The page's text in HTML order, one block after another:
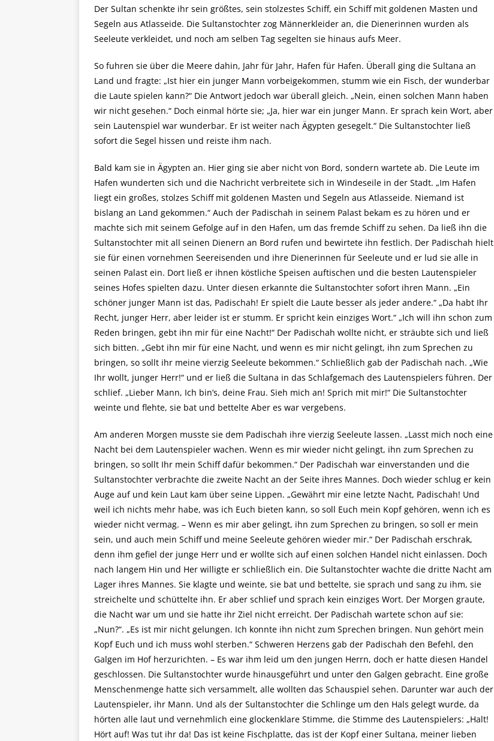
Der Sultan schenkte ihr sein größtes, sein stolzestes Schiff, ein Schiff mit goldenen Masten und
Segeln aus Atlasseide. Die Sultanstochter zog Männerkleider an, die Dienerinnen wurden als
Seeleute verkleidet, und noch am selben Tag segelten sie hinaus aufs Meer.
So fuhren sie über die Meere dahin, Jahr für Jahr, Hafen für Hafen. Überall ging die Sultana an
Land und fragte: „Ist hier ein junger Mann vorbeigekommen, stumm wie ein Fisch, der wunderbar
die Laute spielen kann?“ Die Antwort jedoch war überall gleich. „Nein, einen solchen Mann haben
wir nicht gesehen.“ Doch einmal hörte sie; „Ja, hier war ein junger Mann. Er sprach kein Wort, aber
sein Lautenspiel war wunderbar. Er ist weiter nach Ägypten gesegelt.“ Die Sultanstochter ließ
sofort die Segel hissen und reiste ihm nach.
Bald kam sie in Ägypten an. Hier ging sie aber nicht von Bord, sondern wartete ab. Die Leute im
Hafen wunderten sich und die Nachricht verbreitete sich in Windeseile in der Stadt. „Im Hafen
liegt ein großes, stolzes Schiff mit goldenen Masten und Segeln aus Atlasseide. Niemand ist
bislang an Land gekommen.“ Auch der Padischah in seinem Palast bekam es zu hören und er
machte sich mit seinem Gefolge auf in den Hafen, um das fremde Schiff zu sehen. Da ließ ihn die
Sultanstochter mit all seinen Dienern an Bord rufen und bewirtete ihn festlich. Der Padischah hielt
sie für einen vornehmen Seereisenden und ihre Dienerinnen für Seeleute und er lud sie alle in
seinen Palast ein. Dort ließ er ihnen köstliche Speisen auftischen und die besten Lautenspieler
seines Hofes spielten dazu. Unter diesen erkannte die Sultanstochter sofort ihren Mann. „Ein
schöner junger Mann ist das, Padischah! Er spielt die Laute besser als jeder andere.“ „Da habt Ihr
Recht, junger Herr, aber leider ist er stumm. Er spricht kein einziges Wort.“ „Ich will ihn schon zum
Reden bringen, gebt ihn mir für eine Nacht!“ Der Padischah wollte nicht, er sträubte sich und ließ
sich bitten. „Gebt ihn mir für eine Nacht, und wenn es mir nicht gelingt, ihn zum Sprechen zu
bringen, so sollt ihr meine vierzig Seeleute bekommen.“ Schließlich gab der Padischah nach. „Wie
Ihr wollt, junger Herr!“ und er ließ die Sultana in das Schlafgemach des Lautenspielers führen. Der
schlief. „Lieber Mann, Ich bin’s, deine Frau. Sieh mich an! Sprich mit mir!“ Die Sultanstochter
weinte und flehte, sie bat und bettelte Aber es war vergebens.
Am anderen Morgen musste sie dem Padischah ihre vierzig Seeleute lassen. „Lasst mich noch eine
Nacht bei dem Lautenspieler wachen. Wenn es mir wieder nicht gelingt, ihn zum Sprechen zu
bringen, so sollt Ihr mein Schiff dafür bekommen.“ Der Padischah war einverstanden und die
Sultanstochter verbrachte die zweite Nacht an der Seite ihres Mannes. Doch wieder schlug er kein
Auge auf und kein Laut kam über seine Lippen. „Gewährt mir eine letzte Nacht, Padischah! Und
weil ich nichts mehr habe, was ich Euch bieten kann, so soll Euch mein Kopf gehören, wenn ich es
wieder nicht vermag. – Wenn es mir aber gelingt, ihn zum Sprechen zu bringen, so soll er mein
sein, und auch mein Schiff und meine Seeleute gehören wieder mir.“ Der Padischah erschrak,
denn ihm gefiel der junge Herr und er wollte sich auf einen solchen Handel nicht einlassen. Doch
nach langem Hin und Her willigte er schließlich ein. Die Sultanstochter wachte die dritte Nacht am
Lager ihres Mannes. Sie klagte und weinte, sie bat und bettelte, sie sprach und sang zu ihm, sie
streichelte und schüttelte ihn. Er aber schlief und sprach kein einziges Wort. Der Morgen graute,
die Nacht war um und sie hatte ihr Ziel nicht erreicht. Der Padischah wartete schon auf sie:
„Nun?“. „Es ist mir nicht gelungen. Ich konnte ihn nicht zum Sprechen bringen. Nun gehört mein
Kopf Euch und ich muss wohl sterben.“ Schweren Herzens gab der Padischah den Befehl, den
Galgen im Hof herzurichten. – Es war ihm leid um den jungen Herrn, doch er hatte diesen Handel
geschlossen. Die Sultanstochter wurde hinausgeführt und unter den Galgen gebracht. Eine große
Menschenmenge hatte sich versammelt, alle wollten das Schauspiel sehen. Darunter war auch der
Lautenspieler, ihr Mann. Und als der Sultanstochter die Schlinge um den Hals gelegt wurde, da
hörten alle laut und vernehmlich eine glockenklare Stimme, die Stimme des Lautenspielers: „Halt!
Hört auf! Was tut ihr da! Das ist keine Fischplatte, das ist der Kopf einer Sultana, meiner lieben